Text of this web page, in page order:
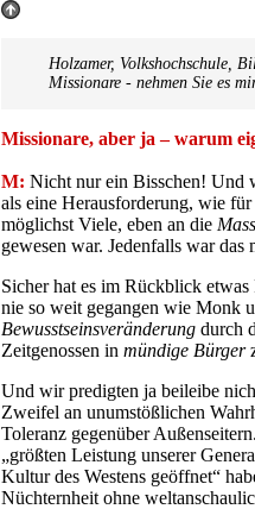
Holzamer, Volkshochschule,
Missionare - nehmen Sie es
Missionare, aber ja – warum
M: Nicht nur ein Bisschen! Und
als eine Herausforderung, wie
möglichst Viele, eben an die
gewesen war. Jedenfalls war
Sicher hat es im Rückblick
nie so weit gegangen wie Monk
Bewusstseinsveränderung durch
Zeitgenossen in mündige Bürger
Und wir predigten ja beileibe
Zweifel an unumstößlichen
Toleranz gegenüber
„größten Leistung unserer
Kultur des Westens geöffnet“
Nüchternheit ohne